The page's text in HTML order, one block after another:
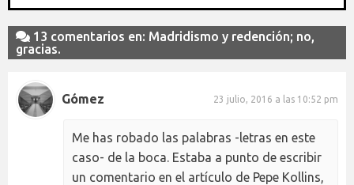
13 comentarios en: Madridismo y redención; no,
gracias.
Gómez 23 julio, 2016 a las 10:52 pm
Me has robado las palabras -letras en este
caso- de la boca. Estaba a punto de escribir
un comentario en el artículo de Pepe Kollins,